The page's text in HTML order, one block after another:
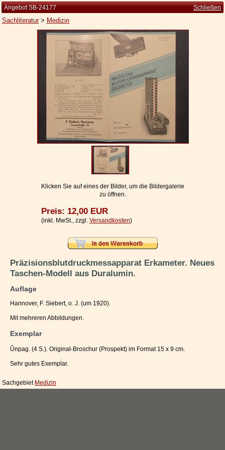
Kleine Kulturgeschichte
Die Brockhaus Auflagen
Die Meyer Auflagen
Zu den Angeboten
Widerrufsbelehrung
Datenschutzerklärung
Ihr Warenkorb
Angebot SB-24177 Schließen
Sachliteratur> Medizin
Klicken Sie auf eines der Bilder, um die Bildergalerie
zu öffnen.
Preis: 12,00 EUR
(inkl. MwSt., zzgl. Versandkosten)
Präzisionsblutdruckmessapparat Erkameter. Neues
Taschen-Modell aus Duralumin.
Auflage
Hannover, F. Siebert, o. J. (um 1920).
Mit mehreren Abbildungen.
Exemplar
Ûnpag. (4 S.). Original-Broschur (Prospekt) im Format 15 x 9 cm.
Sehr gutes Exemplar.
Sachgebiet Medizin